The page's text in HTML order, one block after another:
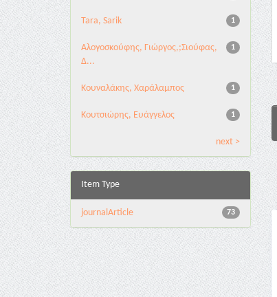
1
Tara, Sarik
1
Αλογοσκούφης, Γιώργος,;Σιούφας,
Δ...
1
Κουναλάκης, Χαράλαμπος
1
Κουτσιώρης, Ευάγγελος
next >
Item Type
73
journalArticle